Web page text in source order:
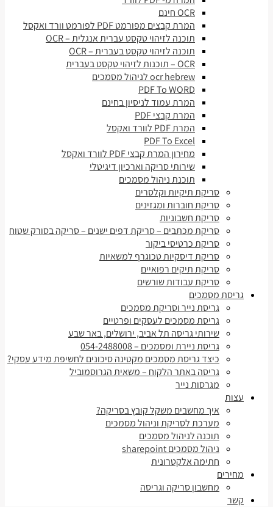
OCR חינם
המרת קבצים מפורמט PDF לפורמט וורד ואקסל
תוכנה לזיהוי טקסט עברית אנגלית – OCR
תוכנה לזיהוי טקסט בעברית – OCR
OCR – תוכנות לזיהוי טקסט בעברית
ocr hebrew לניהול מסמכים
PDF To WORD
המרת עמוד לניסיון בחינם
המרת קבצי PDF
המרת PDF לוורד ואקסל
PDF To Excel
מחירון המרת קבצי PDF לוורד ואקסל
שירותי סריקה וארכיון דיגיטלי
תוכנת ניהול מסמכים
סריקת תיקיות וקלסרים
סריקת חוברות ומגזינים
סריקת חשבוניות
סריקת מכתבים – סריקת דפים ישנים – סריקה בסורק שטוח
סריקת כרטיסי ביקור
סריקת דיסקיות טכוגרף למשאיות
סריקת תיקים רפואיים
סריקת עבודות שורשים
גריסת מסמכים
גריסת נייר וסריקת מסמכים
גריסת מסמכים לעסקים ופרטיים
שירותי גריסה תל אביב, ירושלים, באר שבע
גריסת ניירת ומסמכים – 054-2488008
כיצד גריסת מסמכים מקטינה סיכונים לחשיפת מידע עסקי?
גריסה באתר הלקוח – משאית הגרוסמוביל
מגרסות נייר
עצות
איך מחשבים משקל קובץ בסריקה?
מערכת לסריקת וניהול מסמכים
תוכנה לניהול מסמכים
ניהול מסמכים sharepoint
חתימה אלקטרונית
מחירים
מחשבון סריקה וגריסה
קשר